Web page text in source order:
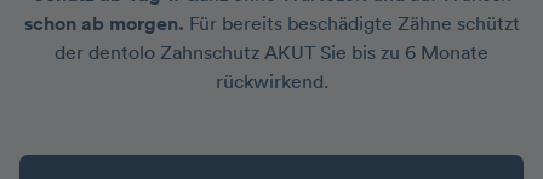
schon ab morgen. Für bereits beschädigte Zähne schützt
der dentolo Zahnschutz AKUT Sie bis zu 6 Monate
rückwirkend.